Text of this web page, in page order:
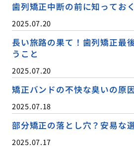
歯列矯正中断の前に知ってお
2025.07.20
長い旅路の果て！歯列矯正最
うこと
2025.07.20
矯正バンドの不快な臭いの原
2025.07.18
部分矯正の落とし穴？安易な
2025.07.17